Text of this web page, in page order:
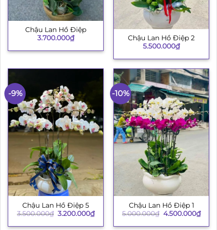
Chậu Lan Hồ Điệp
3.700.000₫
Chậu Lan Hồ Điệp 2
5.500.000₫
-9%
Chậu Lan Hồ Điệp 5
3.500.000₫ Giá
là:
3.200.000₫Giá
hiện
tại
-10%
Chậu Lan Hồ Điệp 1
5.000.000₫ Giá
là:
4.500.000₫Giá
hiện
tại